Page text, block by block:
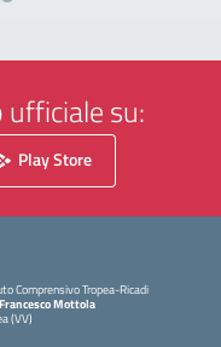
ufficiale su:
Play Store
Comprensivo Tropea-Ricadi
Mottola
(VV)
la pagina iniziale della scuola